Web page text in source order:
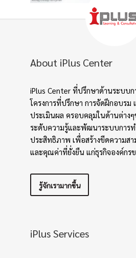
About iPlus Center
iPlus Center ที่ปรึกษาด้านระบบก
โครงการที่ปรึกษา การจัดฝึกอบรม
ประเมินผล ครอบคลุมในด้านต่าง
ระดับความรู้และพัฒนาระบบการ
ประสิทธิภาพ เพื่อสร้างขีดความสา
และคุณค่าที่ยั่งยืน แก่ธุรกิจองค์กร
รู้จักเรามากขึ้น
iPlus Services